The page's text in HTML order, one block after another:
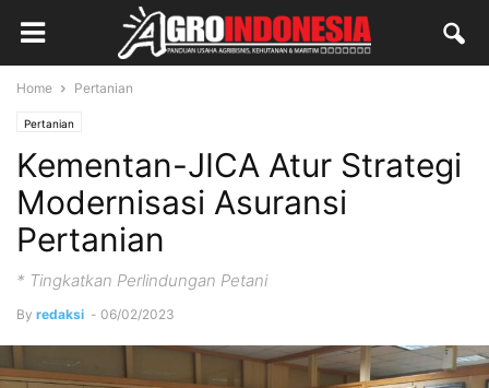
Home Pertanian
Pertanian
Kementan-JICA Atur Strategi
Modernisasi Asuransi
Pertanian
* Tingkatkan Perlindungan Petani
By redaksi - 06/02/2023